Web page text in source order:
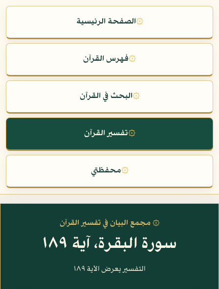
۞الصفحة الرئيسية
۞فهرس القرآن
۞البحث في القرآن
۞تفسير القرآن
۞محفظتي
۞ مجمع البيان في تفسير القرآن
سورة البقرة، آية ١٨٩
التفسير يعرض الآية ١٨٩